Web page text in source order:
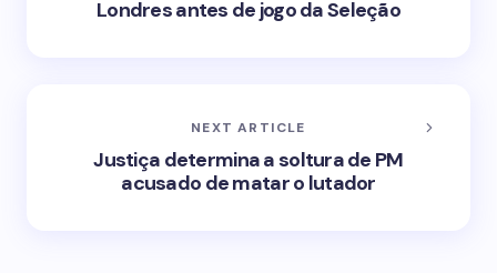
Londres antes de jogo da Seleção
NEXT ARTICLE
Justiça determina a soltura de PM
acusado de matar o lutador